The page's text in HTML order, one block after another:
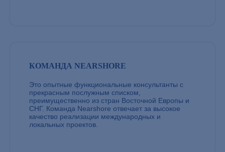
КОМАНДА NEARSHORE
Это опытные функциональные консультанты с
прекрасным послужным списком,
преимущественно из стран Восточной Европы и
СНГ. Команда Nearshore отвечает за высокое
качество реализации международных и
локальных проектов.